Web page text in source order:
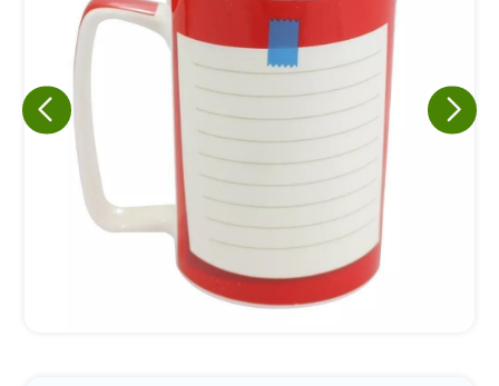
A nossa empresa está comprometida a proteger e respeitar
sua privacidade, utilizaremos seus dados apenas para fins
de marketing. Você pode alterar suas preferências a
qualquer momento.
Iniciar conversa